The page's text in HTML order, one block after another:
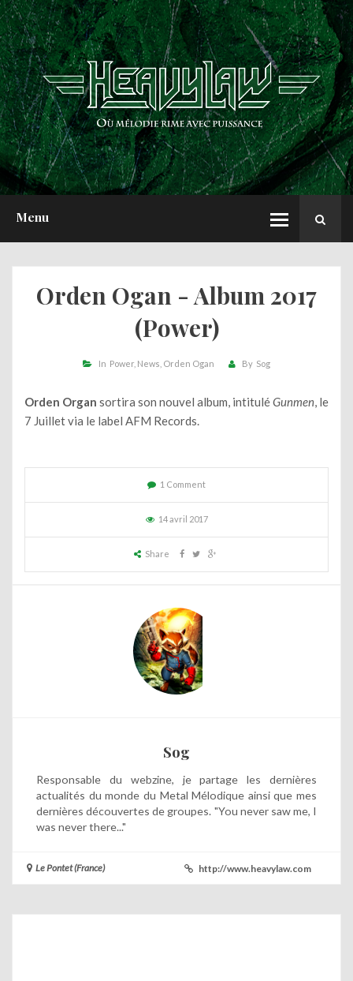
Menu
ACCUEIL
NEWS
CHRONIQUES
INTERVIEWS
REPORTS
A PROPOS
Orden Ogan - Album 2017
(Power)
In Power News Orden Ogan By Sog
Orden Organ sortira son nouvel album, intituléGunmen, le
7 Juillet via le label AFM Records.
1 Comment
14 avril 2017
Share
Sog
Responsable du webzine, je partage les dernières
actualités du monde du Metal Mélodique ainsi que mes
dernières découvertes de groupes. "You never saw me, I
was never there..."
Le Pontet (France) http://www.heavylaw.com